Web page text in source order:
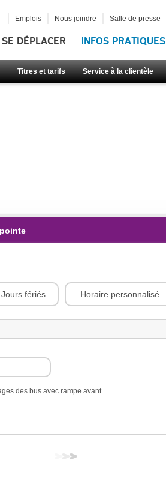
SE DÉPLACER INFOS PRATIQUES
Titres et tarifs Service à la clientèle
Emplois Nous joindre Salle de presse
Jours fériés Horaire personnalisé
des bus avec rampe avant